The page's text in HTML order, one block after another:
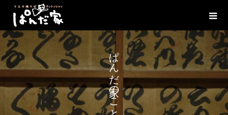
ぱ
ん
だ
の
こ
と
い
ろ
い